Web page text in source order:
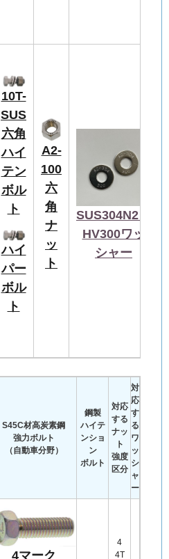
10T-
SUS
六角
ハイ
テン
ボル
ト
ハイ
パー
ボル
ト
A2-
100
六
角
ナ
ッ
ト
SUS304N2
HV300ワッ
シャー
S45C材高炭素鋼
強力ボルト
（自動車分野）
鋼製
ハイテ
ンショ
ン
ボルト
対応
する
ナッ
ト
強度
区分
対
応
す
る
ワ
ッ
シ
ャ
ー
4マーク
4
4T